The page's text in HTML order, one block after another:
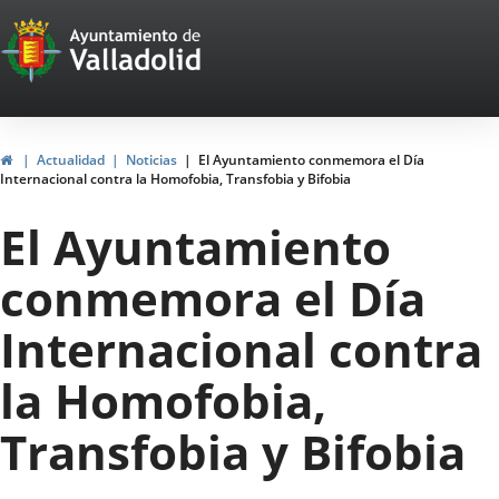
Portal
Web
del
Ayuntamiento
de
Valladolid
HomeActualidad Noticias
El Ayuntamiento conmemora el Día
Internacional contra la Homofobia, Transfobia y Bifobia
El Ayuntamiento
conmemora el Día
Internacional contra
la Homofobia,
Transfobia y Bifobia